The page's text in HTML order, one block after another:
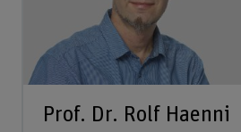
Prof. Dr. Rolf Haenni